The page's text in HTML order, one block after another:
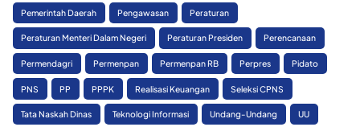
Pemerintah Daerah Pengawasan Peraturan
Peraturan Menteri Dalam Negeri Peraturan Presiden Perencanaan
Permendagri Permenpan Permenpan RB Perpres Pidato
PNS PP PPPK Realisasi Keuangan Seleksi CPNS
Tata Naskah Dinas Teknologi Informasi Undang-Undang UU